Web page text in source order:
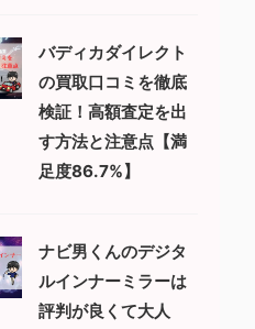
バディカダイレクト
の買取口コミを徹底
検証！高額査定を出
す方法と注意点【満
足度86.7%】
ナビ男くんのデジタ
ルインナーミラーは
評判が良くて大人